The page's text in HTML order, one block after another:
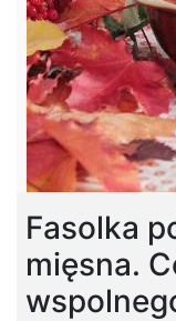
Fasolka
mięsna.